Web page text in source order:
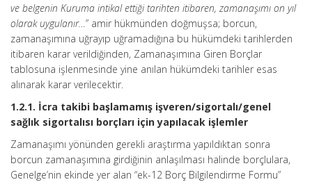
ve belgenin Kuruma intikal ettiği tarihten itibaren, zamanaşımı on yıl
olarak uygulanır…” amir hükmünden doğmuşsa; borcun,
zamanaşımına uğrayıp uğramadığına bu hükümdeki tarihlerden
itibaren karar verildiğinden, Zamanaşımına Giren Borçlar
tablosuna işlenmesinde yine anılan hükümdeki tarihler esas
alınarak karar verilecektir.
1.2.1. İcra takibi başlamamış işveren/sigortalı/genel
sağlık sigortalısı borçları için yapılacak işlemler
Zamanaşımı yönünden gerekli araştırma yapıldıktan sonra
borcun zamanaşımına girdiğinin anlaşılması halinde borçlulara,
Genelge’nin ekinde yer alan “ek-12 Borç Bilgilendirme Formu”